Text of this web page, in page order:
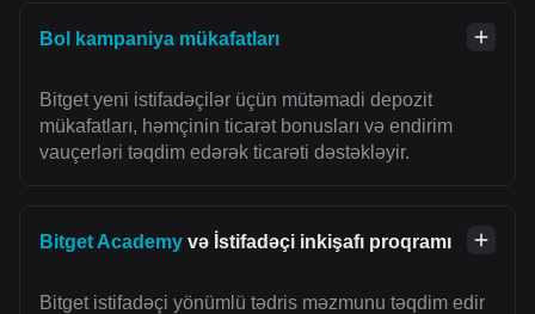
Bol kampaniya mükafatları
Bitget yeni istifadəçilər üçün mütəmadi depozit
mükafatları, həmçinin ticarət bonusları və endirim
vauçerləri təqdim edərək ticarəti dəstəkləyir.
Bitget Academy və İstifadəçi inkişafı proqramı
Bitget istifadəçi yönümlü tədris məzmunu təqdim edir